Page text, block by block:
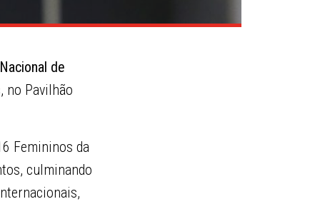
de
, no Pavilhão
Femininos da
culminando